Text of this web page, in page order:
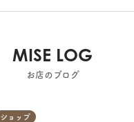
MISE LOG
お店のブログ
ショップ